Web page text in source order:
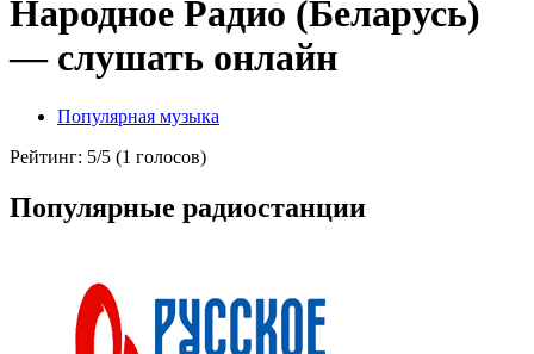
Народное Радио (Беларусь)
— слушать онлайн
Популярная музыка
Рейтинг: 5/5 (1 голосов)
Популярные радиостанции